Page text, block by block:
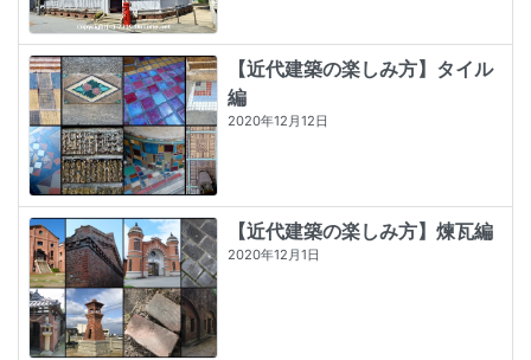
【近代建築の楽しみ方】タイル
編
2020年12月12日
【近代建築の楽しみ方】煉瓦編
2020年12月1日